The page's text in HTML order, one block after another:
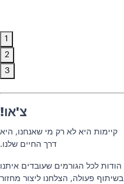
1
2
3
צ'או!
קיימות היא לא רק מי שאנחנו, היא
דרך החיים שלנו.
הודות לכל הגורמים שעובדים איתנו
בשיתוף פעולה, הצלחנו ליצור מחזור